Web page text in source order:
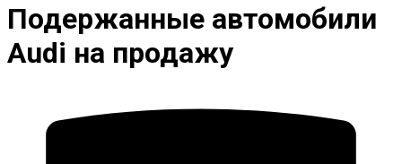
Подержанные автомобили
Audi на продажу